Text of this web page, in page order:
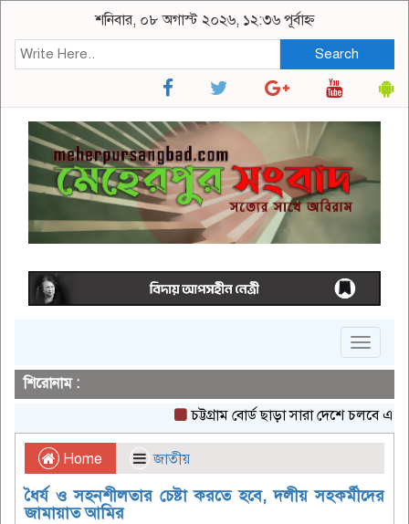
শনিবার, ০৮ অগাস্ট ২০২৬, ১২:৩৬ পূর্বাহ্ন
Search
Toggle
শিরোনাম :
চট্টগ্রাম বোর্ড ছাড়া সারা দেশে চলবে
Home জাতীয়
ধৈর্য ও সহনশীলতার চেষ্টা করতে হবে, দলীয় সহকর্মীদের
জামায়াত আমির